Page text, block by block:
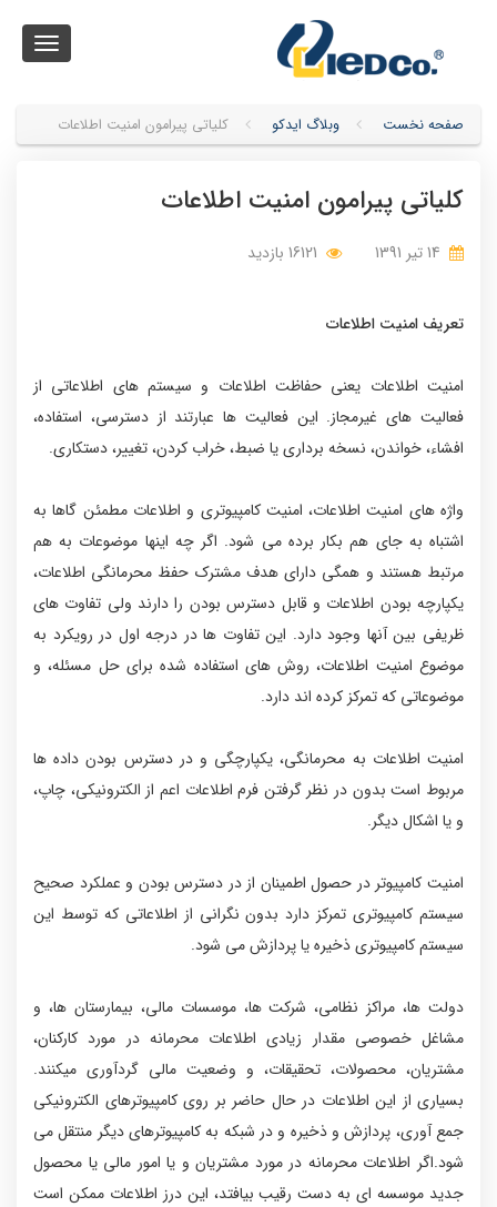
صفحه نخست وبلاگ ایدکو کلیاتی پیرامون امنیت اطلاعات
کلیاتی پیرامون امنیت اطلاعات
14 تیر 1391 16121 بازدید
تعریف امنیت اطلاعات
امنیت اطلاعات یعنی حفاظت اطلاعات و سیستم های اطلاعاتی از
فعالیت های غیرمجاز. این فعالیت ها عبارتند از دسترسی، استفاده،
افشاء، خواندن، نسخه برداری یا ضبط، خراب کردن، تغییر، دستکاری.
واژه های امنیت اطلاعات، امنیت کامپیوتری و اطلاعات مطمئن گاها به
اشتباه به جای هم بکار برده می شود. اگر چه اینها موضوعات به هم
مرتبط هستند و همگی دارای هدف مشترک حفظ محرمانگی اطلاعات،
یکپارچه بودن اطلاعات و قابل دسترس بودن را دارند ولی تفاوت های
ظریفی بین آنها وجود دارد. این تفاوت ها در درجه اول در رویکرد به
موضوع امنیت اطلاعات، روش های استفاده شده برای حل مسئله، و
موضوعاتی که تمرکز کرده اند دارد.
امنیت اطلاعات به محرمانگی، یکپارچگی و در دسترس بودن داده ها
مربوط است بدون در نظر گرفتن فرم اطلاعات اعم از الکترونیکی، چاپ،
و یا اشکال دیگر.
امنیت کامپیوتر در حصول اطمینان از در دسترس بودن و عملکرد صحیح
سیستم کامپیوتری تمرکز دارد بدون نگرانی از اطلاعاتی که توسط این
سیستم کامپیوتری ذخیره یا پردازش می شود.
دولت ها، مراکز نظامی، شرکت ها، موسسات مالی، بیمارستان ها، و
مشاغل خصوصی مقدار زیادی اطلاعات محرمانه در مورد کارکنان،
مشتریان، محصولات، تحقیقات، و وضعیت مالی گردآوری میکنند.
بسیاری از این اطلاعات در حال حاضر بر روی کامپیوترهای الکترونیکی
جمع آوری، پردازش و ذخیره و در شبکه به کامپیوترهای دیگر منتقل می
شود.اگر اطلاعات محرمانه در مورد مشتریان و یا امور مالی یا محصول
جدید موسسه ای به دست رقیب بیافتد، این درز اطلاعات ممکن است